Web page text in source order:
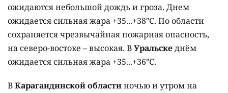
ожидаются небольшой дождь и гроза. Днем
ожидается сильная жара +35...+38°C. По области
сохраняется чрезвычайная пожарная опасность,
на северо-востоке – высокая. ВУральскеднём
ожидается сильная жара +35...+36°C.
ВКарагандинской областиночью и утром на